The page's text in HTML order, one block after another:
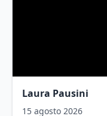
Laura Pausini
15 agosto 2026